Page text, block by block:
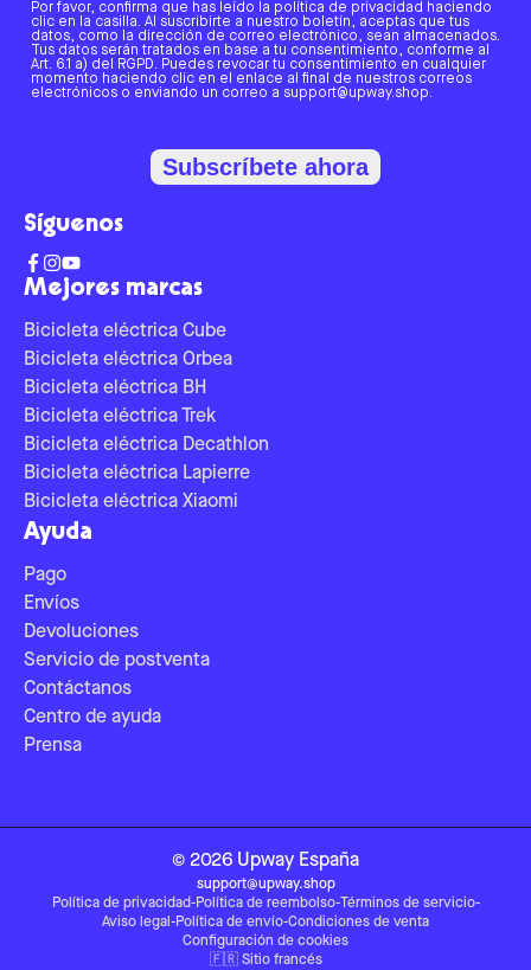
Mejores marcas
Bicicleta eléctrica Cube
Bicicleta eléctrica Orbea
Bicicleta eléctrica BH
Bicicleta eléctrica Trek
Bicicleta eléctrica Decathlon
Bicicleta eléctrica Lapierre
Bicicleta eléctrica Xiaomi
Ayuda
Pago
Envíos
Devoluciones
Servicio de postventa
Contáctanos
Centro de ayuda
Prensa
Por favor, confirma que has leído la política de privacidad haciendo
clic en la casilla. Al suscribirte a nuestro boletín, aceptas que tus
datos, como la dirección de correo electrónico, sean almacenados.
Tus datos serán tratados en base a tu consentimiento, conforme al
Art. 6.1 a) del RGPD. Puedes revocar tu consentimiento en cualquier
momento haciendo clic en el enlace al final de nuestros correos
electrónicos o enviando un correo a support@upway.shop.
Subscríbete ahora
Síguenos
© 2026 Upway España
support@upway.shop
Política de privacidad-Política de reembolso-Términos de servicio-
Aviso legal -Política de envío-Condiciones de venta
Configuración de cookies
🇫🇷 Sitio francés